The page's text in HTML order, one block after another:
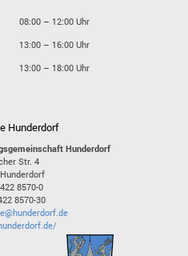
08:00 – 12:00 Uhr
13:00 – 16:00 Uhr
13:00 – 18:00 Uhr
Hunderdorf
Hunderdorf
Str. 4
Hunderdorf
8570-0
8570-30